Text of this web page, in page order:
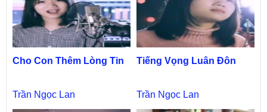
Cho Con Thêm Lòng Tin
Trần Ngọc Lan
Tiếng Vọng Luân Đôn
Trần Ngọc Lan